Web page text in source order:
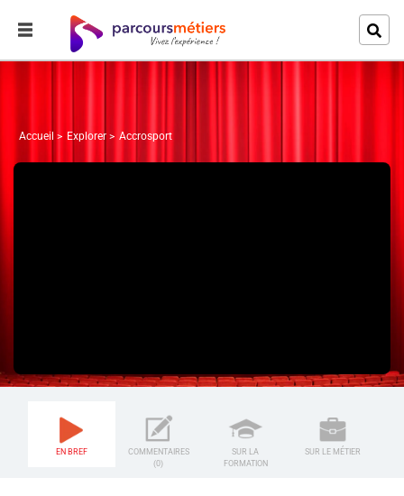
Accueil Explorer Accrosport
EN BREF
COMMENTAIRES
(0)
SUR LA
FORMATION
SUR LE MÉTIER